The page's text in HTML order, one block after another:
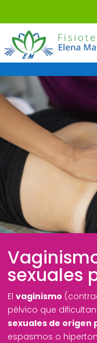
sexuales
Elvaginismo
pélvico que
sexuales de origen
espasmos o